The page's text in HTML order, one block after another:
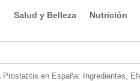
Salud y Belleza Nutrición
Prostatitis en España: Ingredientes,